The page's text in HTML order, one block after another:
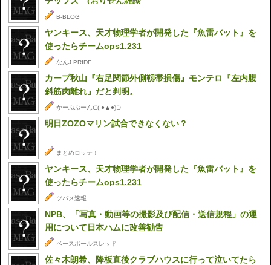
B-BLOG
ヤンキース、天才物理学者が開発した『魚雷バット』を
使ったらチームops1.231
なんJ PRIDE
カープ秋山『右足関節外側靱帯損傷』モンテロ『左内腹
斜筋肉離れ』だと判明。
かーぷぶーん⊂( ●▲●)⊃
明日ZOZOマリン試合できなくない？
まとめロッテ！
ヤンキース、天才物理学者が開発した『魚雷バット』を
使ったらチームops1.231
ツバメ速報
NPB、「写真・動画等の撮影及び配信・送信規程」の運
用について日本ハムに改善勧告
ベースボールスレッド
佐々木朗希、降板直後クラブハウスに行って泣いてたら